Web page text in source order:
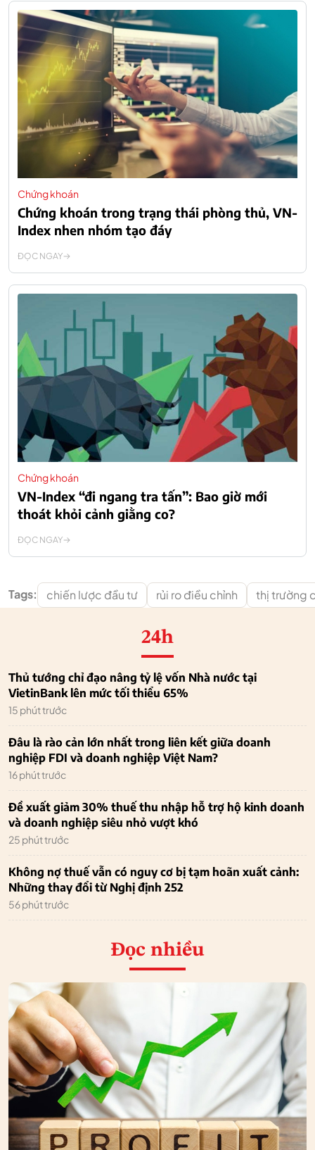
Chứng khoán
Chứng khoán trong trạng thái phòng thủ, VN-
Index nhen nhóm tạo đáy
ĐỌC NGAY
Chứng khoán
VN-Index “đi ngang tra tấn”: Bao giờ mới
thoát khỏi cảnh giằng co?
ĐỌC NGAY
Tags: chiến lược đầu tư rủi ro điều chỉnh thị trường
24h
Thủ tướng chỉ đạo nâng tỷ lệ vốn Nhà nước tại
VietinBank lên mức tối thiểu 65%
15 phút trước
Đâu là rào cản lớn nhất trong liên kết giữa doanh
nghiệp FDI và doanh nghiệp Việt Nam?
16 phút trước
Đề xuất giảm 30% thuế thu nhập hỗ trợ hộ kinh doanh
và doanh nghiệp siêu nhỏ vượt khó
25 phút trước
Không nợ thuế vẫn có nguy cơ bị tạm hoãn xuất cảnh:
Những thay đổi từ Nghị định 252
56 phút trước
Đọc nhiều